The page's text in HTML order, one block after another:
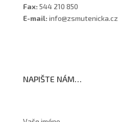
Fax: 544 210 850
E-mail: info@zsmutenicka.cz
NAPIŠTE NÁM…